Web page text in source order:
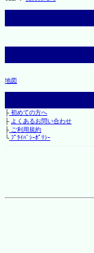
地図
├初めての方へ
├ よくあるお問い合わせ
├ご利用規約
└ﾌﾟﾗｲﾊﾞｼｰﾎﾟﾘｼｰ